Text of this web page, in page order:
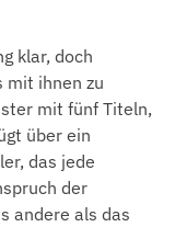
klar, doch
mit ihnen zu
mit fünf Titeln,
über ein
das jede
der
andere als das